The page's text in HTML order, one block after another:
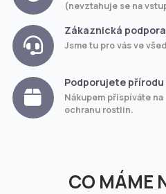
(nevztahuje se na
Zákaznická podpora
Jsme tu pro vás ve
Podporujete přírodu
Nákupem přispíváte
ochranu rostlin.
CO MÁME